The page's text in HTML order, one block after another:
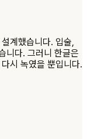
계했습니다. 입술,
니다. 그러니 한글은
시 녹였을 뿐입니다.